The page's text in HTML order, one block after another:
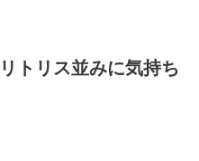
トリス並みに気持ち